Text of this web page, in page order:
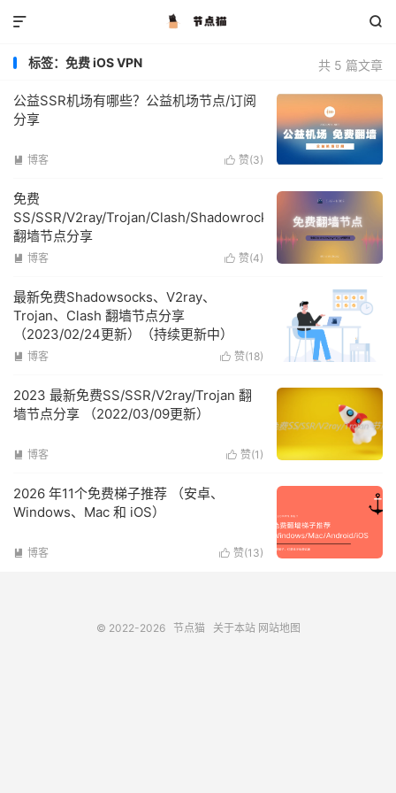


共 5 篇文章
标签：免费 iOS VPN
公益SSR机场有哪些？公益机场节点/订阅
分享
 赞(3)
 博客
免费
SS/SSR/V2ray/Trojan/Clash/Shadowrocket
翻墙节点分享
 赞(4)
 博客
最新免费Shadowsocks、V2ray、
Trojan、Clash 翻墙节点分享
（2023/02/24更新）（持续更新中）
 赞(18)
 博客
2023 最新免费SS/SSR/V2ray/Trojan 翻
墙节点分享 （2022/03/09更新）
 赞(1 )
 博客
2026 年11个免费梯子推荐 （安卓、
Windows、Mac 和 iOS）
 赞(13)
 博客
© 2022-2026 节点猫 关于本站 网站地图